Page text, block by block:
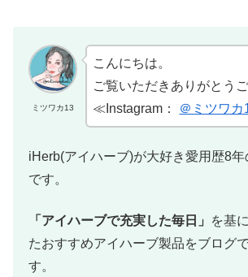
ミツワカ13
こんにちは。
ご覧いただきありがとう
≪Instagram： ＠ミツワ
iHerb(アイハーブ)が大好き愛用歴8
です。
「アイハーブで充実した毎日」
を基
たおすすめアイハーブ製品をブログ
す。